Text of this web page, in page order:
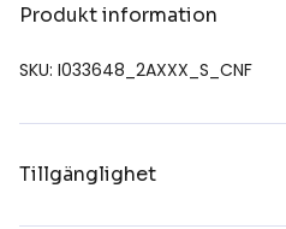
Produkt information
SKU: I033648_2AXXX_S_CNF
Tillgänglighet